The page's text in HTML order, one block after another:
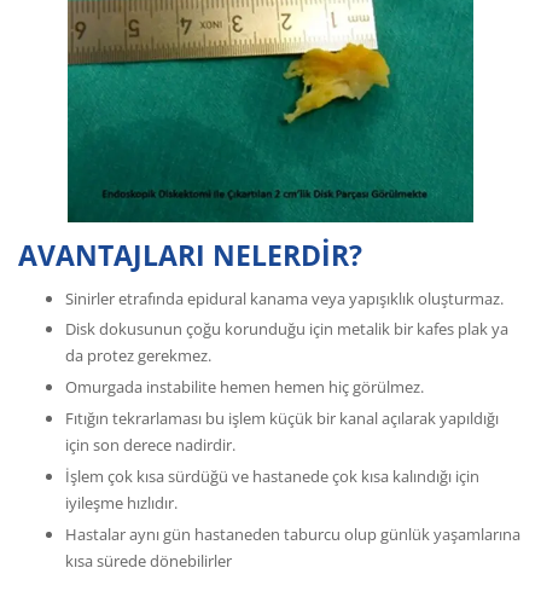
AVANTAJLARI NELERDİR?
Sinirler etrafında epidural kanama veya yapışıklık oluşturmaz.
Disk dokusunun çoğu korunduğu için metalik bir kafes plak ya
da protez gerekmez.
Omurgada instabilite hemen hemen hiç görülmez.
Fıtığın tekrarlaması bu işlem küçük bir kanal açılarak yapıldığı
için son derece nadirdir.
İşlem çok kısa sürdüğü ve hastanede çok kısa kalındığı için
iyileşme hızlıdır.
Hastalar aynı gün hastaneden taburcu olup günlük yaşamlarına
kısa sürede dönebilirler